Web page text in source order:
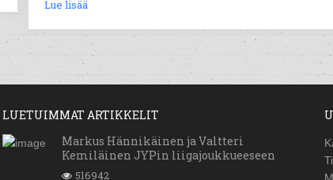
Lue lisää
LUETUIMMAT ARTIKKELIT
Markus Hännikäinen ja Valtteri
Kemiläinen JYPin liigajoukkueeseen
516942